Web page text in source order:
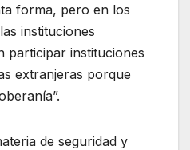
forma, pero en los
instituciones
participar instituciones
extranjeras porque
de seguridad y